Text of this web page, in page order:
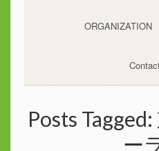
ORGANIZATION
Posts Tagged:
ー